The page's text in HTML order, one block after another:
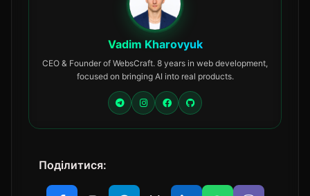
Vadim Kharovyuk
CEO & Founder of WebsCraft. 8 years in web development,
focused on bringing AI into real products.
Поділитися: